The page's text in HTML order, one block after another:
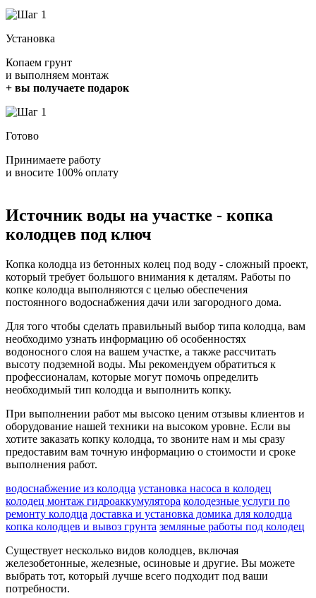
Установка
Копаем грунт
и выполняем монтаж
+ вы получаете подарок
Готово
Принимаете работу
и вносите 100% оплату
Источник воды на участке - копка
колодцев под ключ
Копка колодца из бетонных колец под воду - сложный проект,
который требует большого внимания к деталям. Работы по
копке колодца выполняются с целью обеспечения
постоянного водоснабжения дачи или загородного дома.
Для того чтобы сделать правильный выбор типа колодца, вам
необходимо узнать информацию об особенностях
водоносного слоя на вашем участке, а также рассчитать
высоту подземной воды. Мы рекомендуем обратиться к
профессионалам, которые могут помочь определить
необходимый тип колодца и выполнить копку.
При выполнении работ мы высоко ценим отзывы клиентов и
оборудование нашей техники на высоком уровне. Если вы
хотите заказать копку колодца, то звоните нам и мы сразу
предоставим вам точную информацию о стоимости и сроке
выполнения работ.
водоснабжение из колодца установка насоса в колодец
колодец монтаж гидроаккумулятора колодезные услуги по
ремонту колодца доставка и установка домика для колодца
копка колодцев и вывоз грунта земляные работы под колодец
Существует несколько видов колодцев, включая
железобетонные, железные, осиновые и другие. Вы можете
выбрать тот, который лучше всего подходит под ваши
потребности.